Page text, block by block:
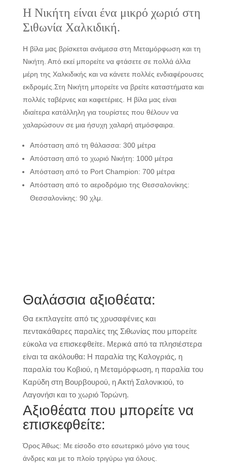
Η Νικήτη είναι ένα μικρό χωριό στη
Σιθωνία Χαλκιδική.
Η βίλα μας βρίσκεται ανάμεσα στη Μεταμόρφωση και τη
Νικήτη. Από εκεί μπορείτε να φτάσετε σε πολλά άλλα
μέρη της Χαλκιδικής και να κάνετε πολλές ενδιαφέρουσες
εκδρομές.Στη Νικήτη μπορείτε να βρείτε καταστήματα και
πολλές ταβέρνες και καφετέριες. Η βίλα μας είναι
ιδιαίτερα κατάλληλη για τουρίστες που θέλουν να
χαλαρώσουν σε μια ήσυχη χαλαρή ατμόσφαιρα.
Απόσταση από τη θάλασσα: 300 μέτρα
Απόσταση από το χωριό Νικήτη: 1000 μέτρα
Απόσταση από το Port Champion: 700 μέτρα
Απόσταση από το αεροδρόμιο της Θεσσαλονίκης:
Θεσσαλονίκης: 90 χλμ.
Θαλάσσια αξιοθέατα:
Θα εκπλαγείτε από τις χρυσαφένιες και
πεντακάθαρες παραλίες της Σιθωνίας που μπορείτε
εύκολα να επισκεφθείτε. Μερικά από τα πλησιέστερα
είναι τα ακόλουθα: Η παραλία της Καλογριάς, η
παραλία του Κοβιού, η Μεταμόρφωση, η παραλία του
Καρύδη στη Βουρβουρού, η Ακτή Σαλονικιού, το
Λαγονήσι και το χωριό Τορώνη.
Αξιοθέατα που μπορείτε να
επισκεφθείτε:
Όρος Άθως: Με είσοδο στο εσωτερικό μόνο για τους
άνδρες και με το πλοίο τριγύρω για όλους.